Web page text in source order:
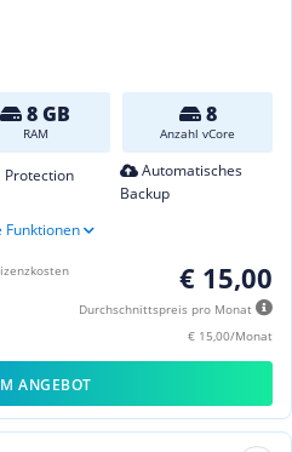
8 GB
RAM
8
Anzahl vCore
Protection
Automatisches
Backup
€ 15,00
Durchschnittspreis pro Monat
€ 15,00/Monat
ANGEBOT